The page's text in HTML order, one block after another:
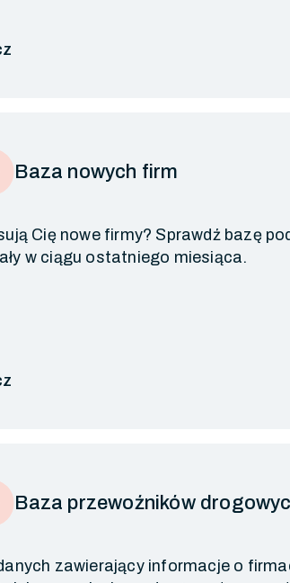
Baza nowych firm
Cię nowe firmy? Sprawdź bazę
w ciągu ostatniego miesiąca.
Baza przewoźników
zawierający informacje o